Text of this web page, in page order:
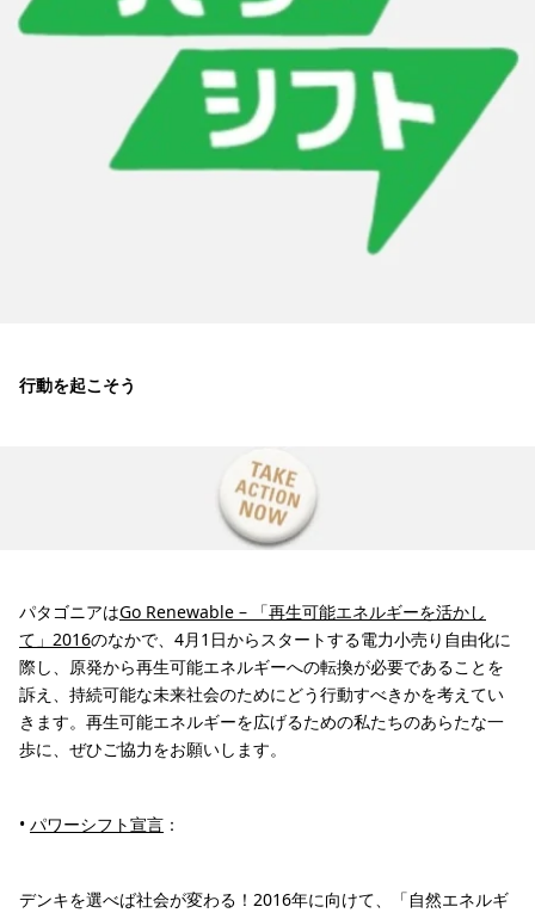
行動を起こそう
パタゴニアはGo Renewable – 「再生可能エネルギーを活かし
て」2016のなかで、4月1日からスタートする電力小売り自由化に
際し、原発から再生可能エネルギーへの転換が必要であることを
訴え、持続可能な未来社会のためにどう行動すべきかを考えてい
きます。再生可能エネルギーを広げるための私たちのあらたな一
歩に、ぜひご協力をお願いします。
• パワーシフト宣言 ：
デンキを選べば社会が変わる！2016年に向けて、「自然エネルギ